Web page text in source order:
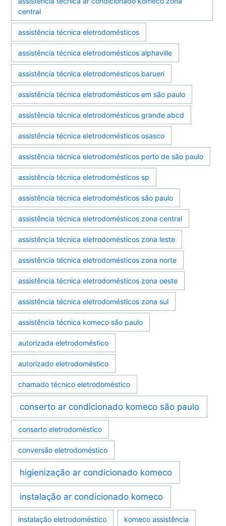
central
assistência técnica eletrodomésticos
assistência técnica eletrodomésticos alphaville
assistência técnica eletrodomésticos barueri
assistência técnica eletrodomésticos em são paulo
assistência técnica eletrodomésticos grande abcd
assistência técnica eletrodomésticos osasco
assistência técnica eletrodomésticos perto de são paulo
assistência técnica eletrodomésticos sp
assistência técnica eletrodomésticos são paulo
assistência técnica eletrodomésticos zona central
assistência técnica eletrodomésticos zona leste
assistência técnica eletrodomésticos zona norte
assistência técnica eletrodomésticos zona oeste
assistência técnica eletrodomésticos zona sul
assistência técnica komeco são paulo
autorizada eletrodoméstico
autorizado eletrodoméstico
chamado técnico eletrodoméstico
conserto ar condicionado komeco são paulo
conserto eletrodoméstico
conversão eletrodoméstico
higienização ar condicionado komeco
instalação ar condicionado komeco
instalação eletrodoméstico komeco assistência